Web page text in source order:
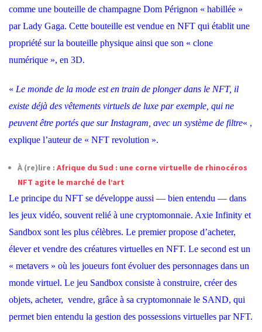
comme une bouteille de champagne Dom Pérignon « habillée »
par Lady Gaga. Cette bouteille est vendue en NFT qui établit une
propriété sur la bouteille physique ainsi que son « clone
numérique », en 3D.
« Le monde de la mode est en train de plonger dans le NFT, il
existe déjà des vêtements virtuels de luxe par exemple, qui ne
peuvent être portés que sur Instagram, avec un système de filtre« ,
explique l’auteur de « NFT revolution ».
À (re)lire : Afrique du Sud : une corne virtuelle de rhinocéros
NFT agite le marché de l’art
Le principe du NFT se développe aussi — bien entendu — dans
les jeux vidéo, souvent relié à une cryptomonnaie. Axie Infinity et
Sandbox sont les plus célèbres. Le premier propose d’acheter,
élever et vendre des créatures virtuelles en NFT. Le second est un
« metavers » où les joueurs font évoluer des personnages dans un
monde virtuel. Le jeu Sandbox consiste à construire, créer des
objets, acheter, vendre, grâce à sa cryptomonnaie le SAND, qui
permet bien entendu la gestion des possessions virtuelles par NFT.